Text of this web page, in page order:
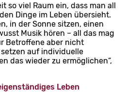
so viel Raum ein, dass man all
Dinge im Leben übersieht.
in der Sonne sitzen, einen
Musik hören – all das mag
Betroffene aber nicht
auf individuelle
das wieder zu ermöglichen“,
Leben